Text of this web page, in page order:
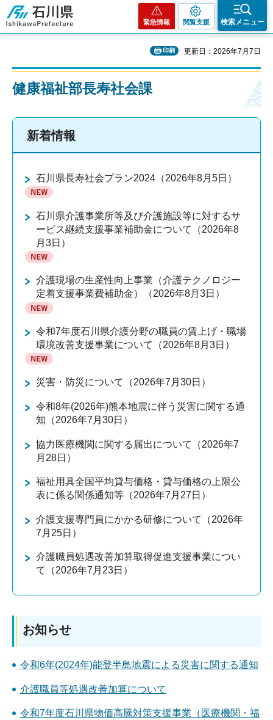
石川県
緊急情報 閲覧支援 検索メニュー
印刷 更新日：2026年7月7日
健康福祉部長寿社会課
新着情報
石川県長寿社会プラン2024（2026年8月5日）
石川県介護事業所等及び介護施設等に対するサ
ービス継続支援事業補助金について（2026年8
月3日）
介護現場の生産性向上事業（介護テクノロジー
定着支援事業費補助金）（2026年8月3日）
令和7年度石川県介護分野の職員の賃上げ・職場
環境改善支援事業について（2026年8月3日）
災害・防災について（2026年7月30日）
令和8年(2026年)熊本地震に伴う災害に関する通
知（2026年7月30日）
協力医療機関に関する届出について（2026年7
月28日）
福祉用具全国平均貸与価格・貸与価格の上限公
表に係る関係通知等（2026年7月27日）
介護支援専門員にかかる研修について（2026年
7月25日）
介護職員処遇改善加算取得促進支援事業につい
て（2026年7月23日）
お知らせ
令和6年(2024年)能登半島地震による災害に関する通知
介護職員等処遇改善加算について
令和7年度石川県物価高騰対策支援事業（医療機関・福